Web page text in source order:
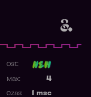
3.
Ost:
4
Max:
msc
Czas: